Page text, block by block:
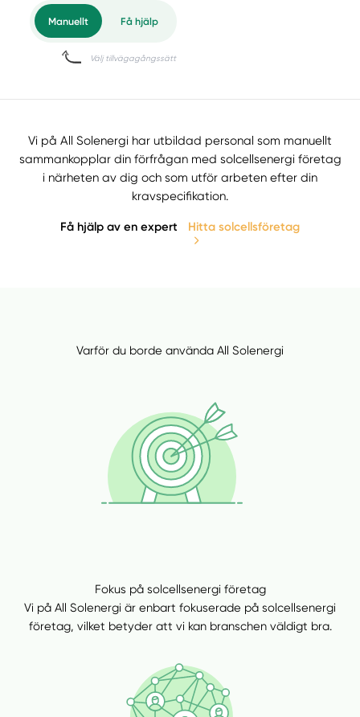
Vi på All Solenergi har utbildad personal som manuellt
sammankopplar din förfrågan med solcellsenergi företag
i närheten av dig och som utför arbeten efter din
kravspecifikation.
Få hjälp av en expert Hitta solcellsföretag
Varför du borde använda All Solenergi
Fokus på solcellsenergi företag
Vi på All Solenergi är enbart fokuserade på solcellsenergi
företag, vilket betyder att vi kan branschen väldigt bra.